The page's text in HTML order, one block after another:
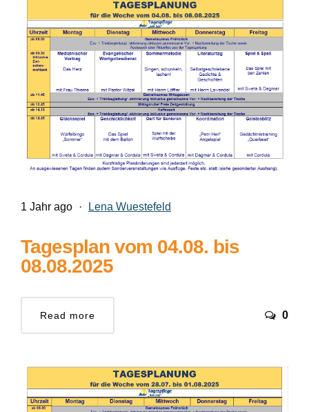
1 Jahr ago · Lena Wuestefeld
Tagesplan vom 04.08. bis
08.08.2025
Read more 0